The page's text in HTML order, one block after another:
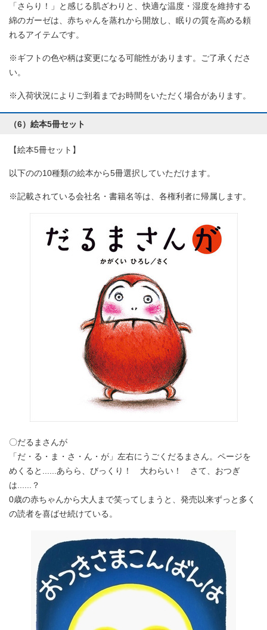
「さらり！」と感じる肌ざわりと、快適な温度・湿度を維持する
綿のガーゼは、赤ちゃんを蒸れから開放し、眠りの質を高める頼
れるアイテムです。
※ギフトの色や柄は変更になる可能性があります。ご了承くださ
い。
※入荷状況によりご到着までお時間をいただく場合があります。
（6）絵本5冊セット
【絵本5冊セット】
以下のの10種類の絵本から5冊選択していただけます。
※記載されている会社名・書籍名等は、各権利者に帰属します。
〇だるまさんが
「だ・る・ま・さ・ん・が」左右にうごくだるまさん。ページを
めくると......あらら、びっくり！ 大わらい！ さて、おつぎ
は......？
0歳の赤ちゃんから大人まで笑ってしまうと、発売以来ずっと多く
の読者を喜ばせ続けている。